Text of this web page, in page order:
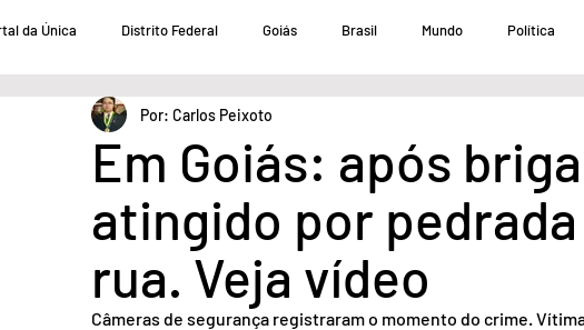
da Única Distrito Federal Goiás Brasil Mundo Política
COVID-19 DF COVID-19 Brasil
Crimes no DF Meio Ambiente
Acidente em Goiás Acidente no DF Entretenimento
Em Goiás: após
atingido por
rua. Veja vídeo
Por: Carlos Peixoto
Câmeras de segurança registraram o momento do crime.